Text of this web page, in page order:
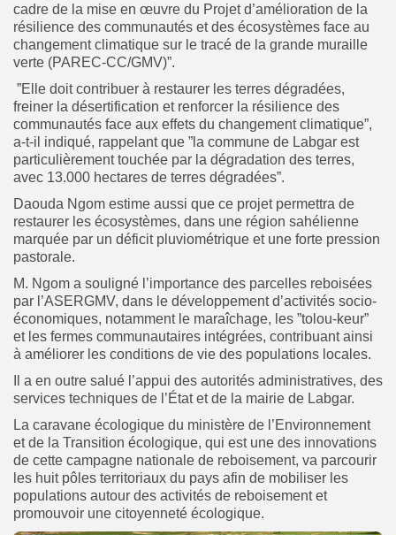
cadre de la mise en œuvre du Projet d’amélioration de la
résilience des communautés et des écosystèmes face au
changement climatique sur le tracé de la grande muraille
verte (PAREC-CC/GMV)”.
”Elle doit contribuer à restaurer les terres dégradées,
freiner la désertification et renforcer la résilience des
communautés face aux effets du changement climatique”,
a-t-il indiqué, rappelant que ”la commune de Labgar est
particulièrement touchée par la dégradation des terres,
avec 13.000 hectares de terres dégradées”.
Daouda Ngom estime aussi que ce projet permettra de
restaurer les écosystèmes, dans une région sahélienne
marquée par un déficit pluviométrique et une forte pression
pastorale.
M. Ngom a souligné l’importance des parcelles reboisées
par l’ASERGMV, dans le développement d’activités socio-
économiques, notamment le maraîchage, les ”tolou-keur”
et les fermes communautaires intégrées, contribuant ainsi
à améliorer les conditions de vie des populations locales.
Il a en outre salué l’appui des autorités administratives, des
services techniques de l’État et de la mairie de Labgar.
La caravane écologique du ministère de l’Environnement
et de la Transition écologique, qui est une des innovations
de cette campagne nationale de reboisement, va parcourir
les huit pôles territoriaux du pays afin de mobiliser les
populations autour des activités de reboisement et
promouvoir une citoyenneté écologique.